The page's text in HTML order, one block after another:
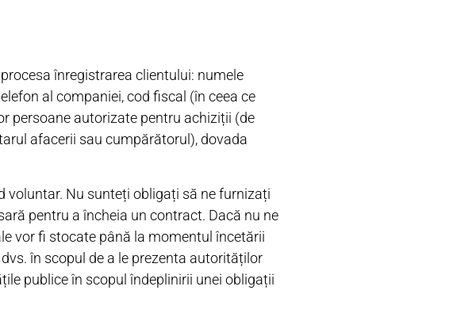
înregistrarea clientului: numele
al companiei, cod fiscal (în ceea ce
persoane autorizate pentru achiziții (de
afacerii sau cumpărătorul), dovada
voluntar. Nu sunteți obligați să ne furnizați
pentru a încheia un contract. Dacă nu ne
vor fi stocate până la momentul încetării
în scopul de a le prezenta autorităților
publice în scopul îndeplinirii unei obligații